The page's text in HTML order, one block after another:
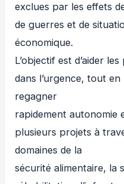
exclues par les effets
de guerres et de
économique.
L’objectif est d’aider
dans l’urgence, tout
regagner
rapidement autonomie
plusieurs projets à
domaines de la
sécurité alimentaire, la